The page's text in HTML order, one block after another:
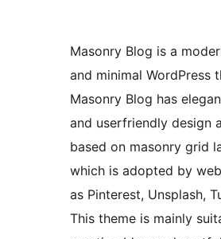
Masonry Blog is a
and minimal WordPress
Masonry Blog has
and userfriendly design
based on masonry grid
which is adopted by
as Pinterest, Unsplash,
This theme is mainly